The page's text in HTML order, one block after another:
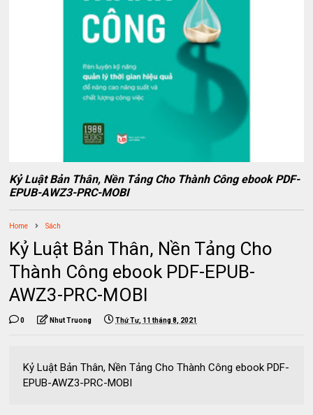
Kỷ Luật Bản Thân, Nền Tảng Cho Thành Công ebook PDF-
EPUB-AWZ3-PRC-MOBI
Home Sách
Kỷ Luật Bản Thân, Nền Tảng Cho
Thành Công ebook PDF-EPUB-
AWZ3-PRC-MOBI
0 Nhut Truong Thứ Tư, 11 tháng 8, 2021
Kỷ Luật Bản Thân, Nền Tảng Cho Thành Công ebook PDF-
EPUB-AWZ3-PRC-MOBI